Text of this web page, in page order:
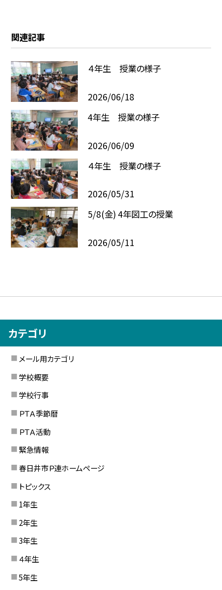
関連記事
４年生 授業の様子
2026/06/18
4年生 授業の様子
2026/06/09
４年生 授業の様子
2026/05/31
5/8(金) 4年図工の授業
2026/05/11
カテゴリ
メール用カテゴリ
学校概要
学校行事
ＰＴＡ季節暦
ＰＴＡ活動
緊急情報
春日井市Ｐ連ホームページ
トピックス
1年生
2年生
3年生
４年生
5年生